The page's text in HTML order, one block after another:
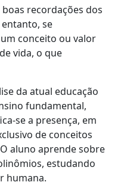
recordações dos
se
conceito ou valor
vida, o que
da atual educação
fundamental,
se a presença, em
de conceitos
aluno aprende sobre
estudando
humana.